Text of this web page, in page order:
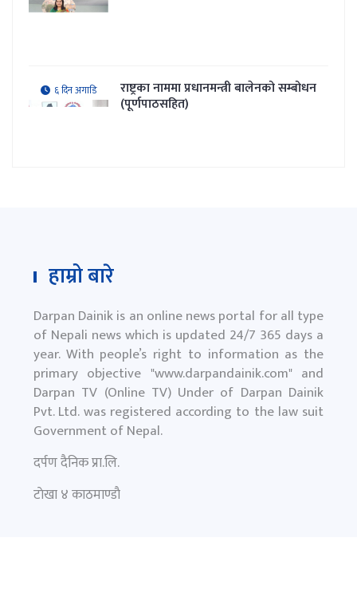
६ दिन अगाडि राष्ट्रका नाममा प्रधानमन्त्री बालेनको सम्बोधन
(पूर्णपाठसहित)
हाम्रो बारे
Darpan Dainik is an online news portal for all type
of Nepali news which is updated 24/7 365 days a
year. With people’s right to information as the
primary objective "www.darpandainik.com" and
Darpan TV (Online TV) Under of Darpan Dainik
Pvt. Ltd. was registered according to the law suit
Government of Nepal.
दर्पण दैनिक प्रा.लि.
टाेखा ४ काठमाण्डाै